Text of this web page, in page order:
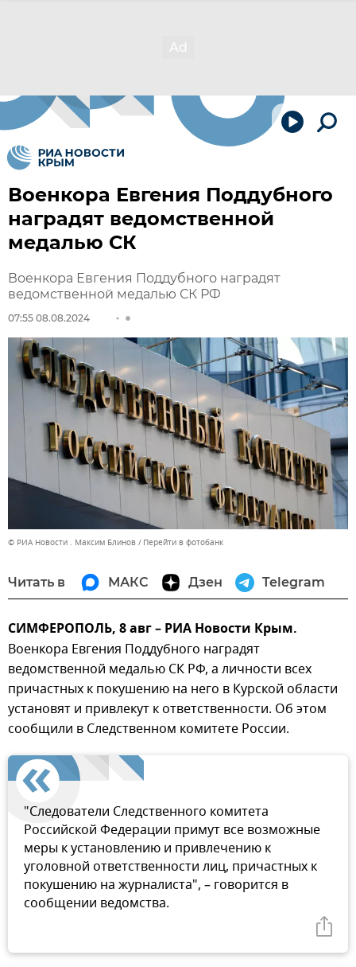
Военкора Евгения Поддубного
наградят ведомственной
медалью СК
Военкора Евгения Поддубного наградят
ведомственной медалью СК РФ
07:55 08.08.2024
© РИА Новости . Максим Блинов Перейти в фотобанк
Читать в МАКС Дзен Telegram
СИМФЕРОПОЛЬ, 8 авг – РИА Новости Крым.
Военкора Евгения Поддубного наградят
ведомственной медалью СК РФ, а личности всех
причастных к покушению на него в Курской области
установят и привлекут к ответственности. Об этом
сообщили в Следственном комитете России.
"Следователи Следственного комитета
Российской Федерации примут все возможные
меры к установлению и привлечению к
уголовной ответственности лиц, причастных к
покушению на журналиста", – говорится в
сообщении ведомства.